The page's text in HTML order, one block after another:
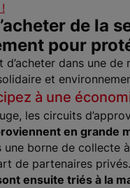
de la
pour
d’acheter dans une
et
à une
les circuits
en grande
une borne de collecte
de partenaires privés.
ensuite triés à la